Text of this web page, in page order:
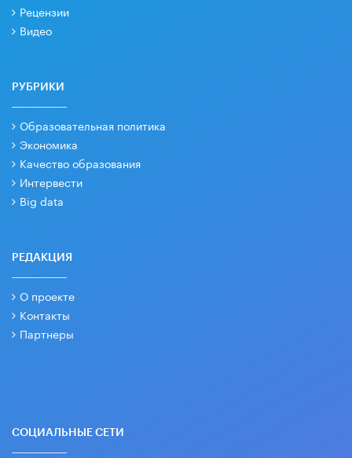
Рецензии
Видео
РУБРИКИ
Образовательная политика
Экономика
Качество образования
Интервести
Big data
РЕДАКЦИЯ
О проекте
Контакты
Партнеры
СОЦИАЛЬНЫЕ СЕТИ